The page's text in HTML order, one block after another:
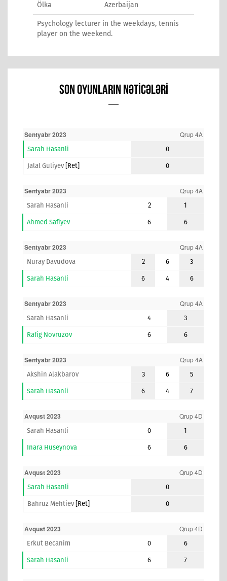
Ölkə Azerbaijan
Psychology lecturer in the weekdays, tennis
player on the weekend.
SON OYUNLARIN NƏTICƏLƏRI
Sentyabr 2023 Qrup 4A
Sarah Hasanli 0
Jalal Guliyev [ret] 0
Sentyabr 2023 Qrup 4A
Sarah Hasanli 2 1
Ahmed Safiyev 6 6
Sentyabr 2023 Qrup 4A
Nuray Davudova 2 6 3
Sarah Hasanli 6 4 6
Sentyabr 2023 Qrup 4A
Sarah Hasanli 4 3
Rafig Novruzov 6 6
Sentyabr 2023 Qrup 4A
Akshin Alakbarov 3 6 5
Sarah Hasanli 6 4 7
Avqust 2023 Qrup 4D
Sarah Hasanli 0 1
Inara Huseynova 6 6
Avqust 2023 Qrup 4D
Sarah Hasanli 0
Bahruz Mehtiev [ret] 0
Avqust 2023 Qrup 4D
Erkut Becanim 0 6
Sarah Hasanli 6 7